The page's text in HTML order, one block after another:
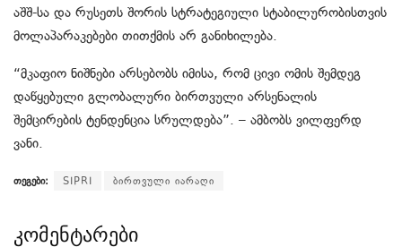
აშშ-სა და რუსეთს შორის სტრატეგიული სტაბილურობისთვის
მოლაპარაკებები თითქმის არ განიხილება.
“მკაფიო ნიშნები არსებობს იმისა, რომ ცივი ომის შემდეგ
დაწყებული გლობალური ბირთვული არსენალის
შემცირების ტენდენცია სრულდება”. – ამბობს ვილფერდ
ვანი.
თეგები: SIPRI ბირთვული იარაღი
კომენტარები